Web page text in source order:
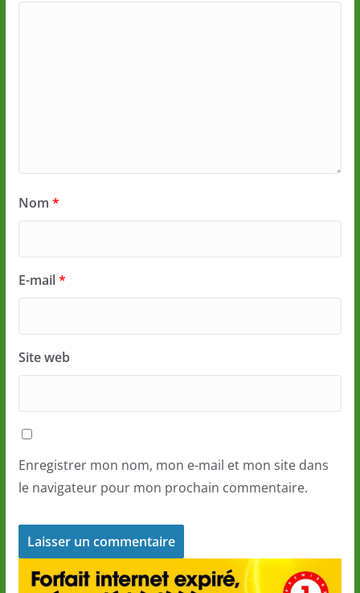
Nom *
E-mail*
Site web
Enregistrer mon nom, mon e-mail et mon site dans
le navigateur pour mon prochain commentaire.